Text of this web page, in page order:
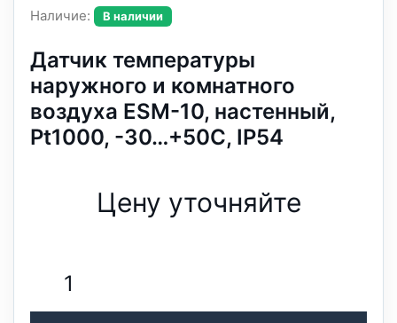
Наличие:
В наличии
Датчик температуры
наружного и комнатного
воздуха ESM-10, настенный,
Pt1000, -30…+50С, IP54
Цену уточняйте